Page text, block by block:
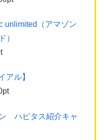
unlimited（アマゾン
）
アル】
ハピタス紹介キャ